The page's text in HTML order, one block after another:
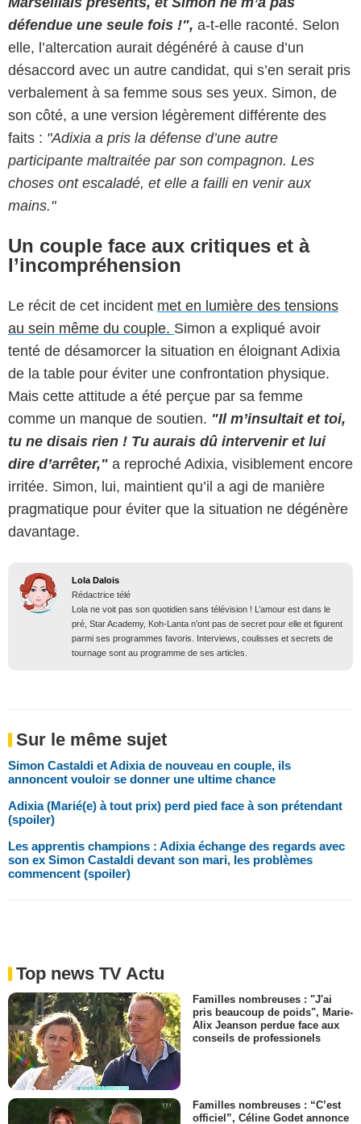
défendue une seule fois !", a-t-elle raconté. Selon
elle, l’altercation aurait dégénéré à cause d’un
désaccord avec un autre candidat, qui s’en serait pris
verbalement à sa femme sous ses yeux. Simon, de
son côté, a une version légèrement différente des
faits : "Adixia a pris la défense d’une autre
participante maltraitée par son compagnon. Les
choses ont escaladé, et elle a failli en venir aux
mains."
Un couple face aux critiques et à
l’incompréhension
Le récit de cet incident met en lumière des tensions
au sein même du couple. Simon a expliqué avoir
tenté de désamorcer la situation en éloignant Adixia
de la table pour éviter une confrontation physique.
Mais cette attitude a été perçue par sa femme
comme un manque de soutien. "Il m’insultait et toi,
tu ne disais rien ! Tu aurais dû intervenir et lui
dire d’arrêter," a reproché Adixia, visiblement encore
irritée. Simon, lui, maintient qu’il a agi de manière
pragmatique pour éviter que la situation ne dégénère
davantage.
Lola Dalois
Rédactrice télé
Lola ne voit pas son quotidien sans télévision ! L’amour est dans le
pré, Star Academy, Koh-Lanta n’ont pas de secret pour elle et figurent
parmi ses programmes favoris. Interviews, coulisses et secrets de
tournage sont au programme de ses articles.
Sur le même sujet
Simon Castaldi et Adixia de nouveau en couple, ils
annoncent vouloir se donner une ultime chance
Adixia (Marié(e) à tout prix) perd pied face à son prétendant
(spoiler)
Les apprentis champions : Adixia échange des regards avec
son ex Simon Castaldi devant son mari, les problèmes
commencent (spoiler)
Top news TV Actu
Familles nombreuses : "J'ai
pris beaucoup de poids", Marie-
Alix Jeanson perdue face aux
conseils de professionels
Familles nombreuses : “C’est
officiel”, Céline Godet annonce